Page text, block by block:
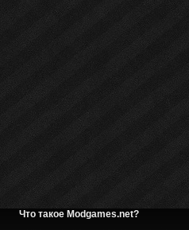
Что такое Modgames.net?